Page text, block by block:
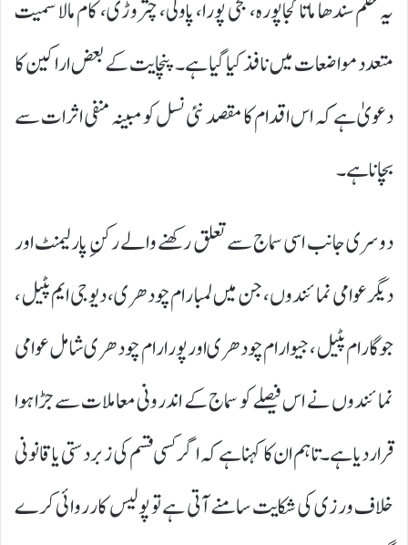
یہ حکم سندھا ماتا گجاپورہ، گجی پورا، پاولی، چتروڑی، کام مالا سمیت
متعدد مواضعات میں نافذ کیا گیا ہے۔ پنچایت کے بعض اراکین کا
دعویٰ ہے کہ اس اقدام کا مقصد نئی نسل کو مبینہ منفی اثرات سے
بچانا ہے۔
دوسری جانب اسی سماج سے تعلق رکھنے والے رکنِ پارلیمنٹ اور
دیگر عوامی نمائندوں، جن میں لمبا رام چودھری، دیو جی ایم پٹیل،
جوگا رام پٹیل، جیوا رام چودھری اور پورا رام چودھری شامل عوامی
نمائندوں نے اس فیصلے کو سماج کے اندرونی معاملات سے جڑا ہوا
قرار دیا ہے۔ تاہم ان کا کہنا ہے کہ اگر کسی قسم کی زبردستی یا قانونی
خلاف ورزی کی شکایت سامنے آتی ہے تو پولیس کارروائی کرے